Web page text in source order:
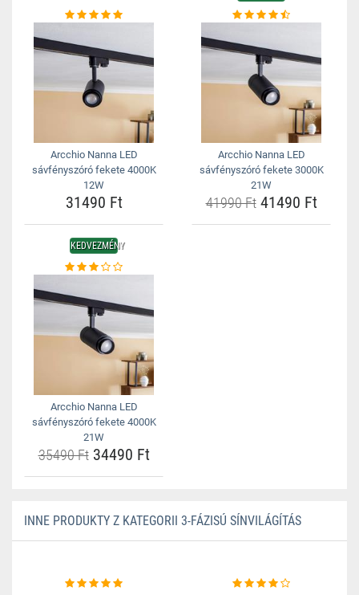
Arcchio Nanna LED
sávfényszóró fekete 4000K
12W
31490 Ft
Arcchio Nanna LED
sávfényszóró fekete 3000K
21W
41990 Ft41490 Ft
KEDVEZMÉNY
Arcchio Nanna LED
sávfényszóró fekete 4000K
21W
35490 Ft34490 Ft
INNE PRODUKTY Z KATEGORII 3-FÁZISÚ SÍNVILÁGÍTÁS